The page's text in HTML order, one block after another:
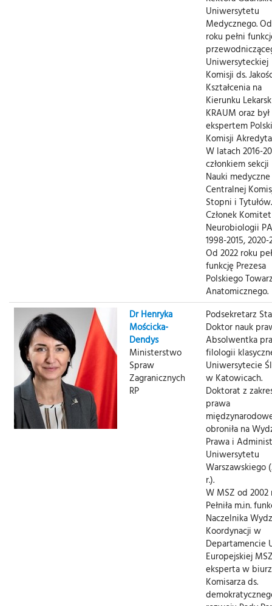
Uniwersytetu
Medycznego.
roku pełni
Uniwersyteckiej
Komisji ds.
Kształcenia na
Kierunku
KRAUM oraz był
ekspertem
Komisji
W latach 2016-
członkiem
Nauki medyczne
Centralnej
Stopni i Tytułów.
Członek
Neurobiologii
1998-2015, 2020-
Od 2022 roku
funkcję Prezesa
Polskiego
Anatomicznego.
Dr Henryka
Mościcka-
Dendys
Ministerstwo
Spraw
Zagranicznych
RP
Podsekretarz
Doktor nauk
Absolwentka
filologii
Uniwersytecie
w Katowicach.
Doktorat z
prawa
obroniła na
Prawa i
Uniwersytetu
Warszawskiego
r.).
W MSZ od 2002
Pełniła m.in.
Naczelnika
Koordynacji w
Departamencie
Europejskiej
eksperta w
Komisarza ds.